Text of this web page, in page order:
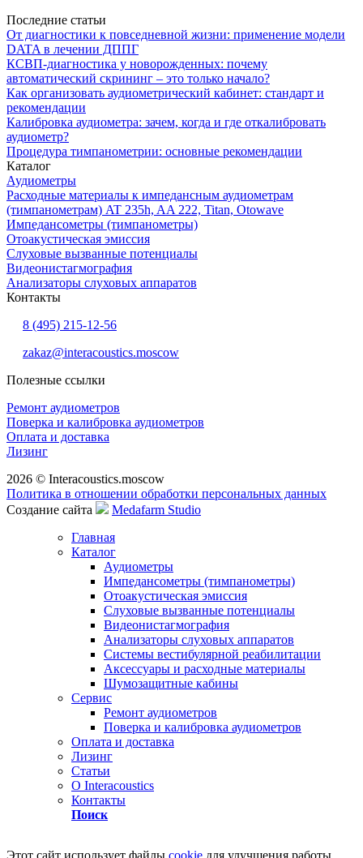
Последние статьи
От диагностики к повседневной жизни: применение модели
DATA в лечении ДППГ
КСВП-диагностика у новорожденных: почему
автоматический скрининг – это только начало?
Как организовать аудиометрический кабинет: стандарт и
рекомендации
Калибровка аудиометра: зачем, когда и где откалибровать
аудиометр?
Процедура тимпанометрии: основные рекомендации
Каталог
Аудиометры
Расходные материалы к импедансным аудиометрам
(тимпанометрам) AT 235h, AA 222, Titan, Otowave
Импедансометры (тимпанометры)
Отоакустическая эмиссия
Cлуховые вызванные потенциалы
Видеонистагмография
Анализаторы слуховых аппаратов
Контакты
8 (495) 215-12-56
zakaz@interacoustics.moscow
Полезные ссылки
Ремонт аудиометров
Поверка и калибровка аудиометров
Оплата и доставка
Лизинг
2026 © Interacoustics.moscow
Политика в отношении обработки персональных данных
Создание сайта
Medafarm Studio
Главная
Каталог
Аудиометры
Импедансометры (тимпанометры)
Отоакустическая эмиссия
Cлуховые вызванные потенциалы
Видеонистагмография
Анализаторы слуховых аппаратов
Системы вестибулярной реабилитации
Аксессуары и расходные материалы
Шумозащитные кабины
Сервис
Ремонт аудиометров
Поверка и калибровка аудиометров
Оплата и доставка
Лизинг
Статьи
О Interacoustics
Контакты
Поиск
Этот сайт использует файлы cookie для улучшения работы.